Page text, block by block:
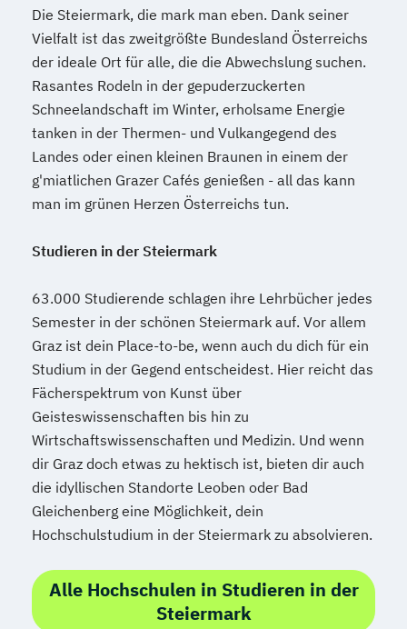
Die Steiermark, die mark man eben. Dank seiner
Vielfalt ist das zweitgrößte Bundesland Österreichs
der ideale Ort für alle, die die Abwechslung suchen.
Rasantes Rodeln in der gepuderzuckerten
Schneelandschaft im Winter, erholsame Energie
tanken in der Thermen- und Vulkangegend des
Landes oder einen kleinen Braunen in einem der
g'miatlichen Grazer Cafés genießen - all das kann
man im grünen Herzen Österreichs tun.
Studieren in der Steiermark
63.000 Studierende schlagen ihre Lehrbücher jedes
Semester in der schönen Steiermark auf. Vor allem
Graz ist dein Place-to-be, wenn auch du dich für ein
Studium in der Gegend entscheidest. Hier reicht das
Fächerspektrum von Kunst über
Geisteswissenschaften bis hin zu
Wirtschaftswissenschaften und Medizin. Und wenn
dir Graz doch etwas zu hektisch ist, bieten dir auch
die idyllischen Standorte Leoben oder Bad
Gleichenberg eine Möglichkeit, dein
Hochschulstudium in der Steiermark zu absolvieren.
Alle Hochschulen in Studieren in der
Steiermark